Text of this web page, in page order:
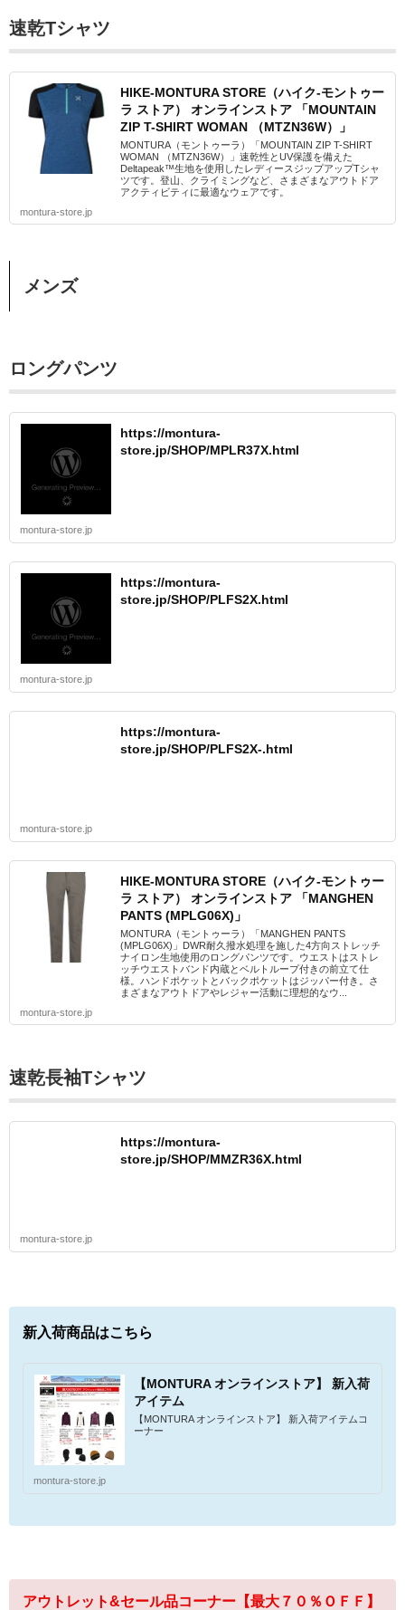
速乾Tシャツ
HIKE-MONTURA STORE（ハイク-モントゥー
ラ ストア） オンラインストア 「MOUNTAIN
ZIP T-SHIRT WOMAN （MTZN36W）」
MONTURA（モントゥーラ）「MOUNTAIN ZIP T-SHIRT
WOMAN （MTZN36W）」速乾性とUV保護を備えた
Deltapeak™生地を使用したレディースジップアップTシャ
ツです。登山、クライミングなど、さまざまなアウトドア
アクティビティに最適なウェアです。
montura-store.jp
メンズ
ロングパンツ
https://montura-
store.jp/SHOP/MPLR37X.html
montura-store.jp
https://montura-
store.jp/SHOP/PLFS2X.html
montura-store.jp
https://montura-
store.jp/SHOP/PLFS2X-.html
montura-store.jp
HIKE-MONTURA STORE（ハイク-モントゥー
ラ ストア） オンラインストア 「MANGHEN
PANTS (MPLG06X)」
MONTURA（モントゥーラ）「MANGHEN PANTS
(MPLG06X)」DWR耐久撥水処理を施した4方向ストレッチ
ナイロン生地使用のロングパンツです。ウエストはストレ
ッチウエストバンド内蔵とベルトループ付きの前立て仕
様。ハンドポケットとバックポケットはジッパー付き。さ
まざまなアウトドアやレジャー活動に理想的なウ...
montura-store.jp
速乾長袖Tシャツ
https://montura-
store.jp/SHOP/MMZR36X.html
montura-store.jp
新入荷商品はこちら
【MONTURA オンラインストア】 新入荷
アイテム
【MONTURA オンラインストア】 新入荷アイテムコ
ーナー
montura-store.jp
アウトレット&セール品コーナー【最大７０％ＯＦＦ】